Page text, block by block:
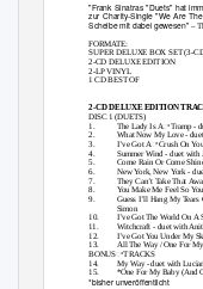
"Frank Sinatras "Duets" hat
zur Charity-Single "We Are
Scheibe mit dabei gewesen" –
FORMATE:
SUPER DELUXE BOX SET (3-
2-CD DELUXE EDITION
2-LP VINYL
1 CD BEST OF
2-CD DELUXE EDITION
DISC 1 (DUETS)
1.
2.
3.
4.
5.
6.
7.
8.
9.
The Lady Is AꢀTramp -
What Now My Love -
I’ve Got AꢀCrush On
Summer Wind - duet with
Come Rain Or Come
New York, New York -
They Can’t Take That
You Make Me Feel So
Guess I’ll Hang My
Simon
10.
11.
12.
13.
I’ve Got The World On
Witchcraft - duet with
I’ve Got You Under My
All The Way / One For
BONUSꢀTRACKS
14.
15.
My Way - duet with
*One For My Baby (And
*bisher unveröffentlicht